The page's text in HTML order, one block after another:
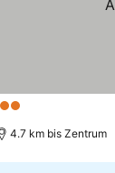
2 Sterne
4.7 km bis Zentrum